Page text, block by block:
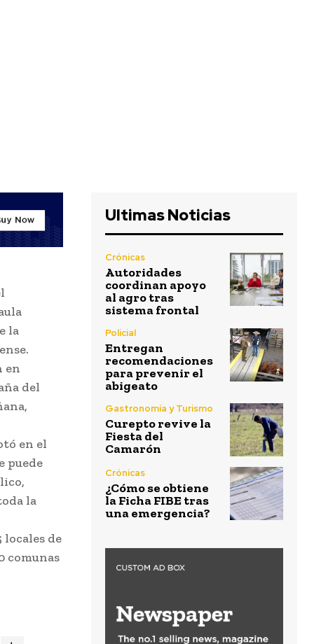
la
en
del
en el
puede
la
locales de
comunas
Ultimas Noticias
Crónicas
Autoridades
coordinan apoyo
al agro tras
sistema frontal
Policial
Entregan
recomendaciones
para prevenir el
abigeato
Gastronomía y Turismo
Curepto revive la
Fiesta del
Camarón
Crónicas
¿Cómo se obtiene
la Ficha FIBE tras
una emergencia?